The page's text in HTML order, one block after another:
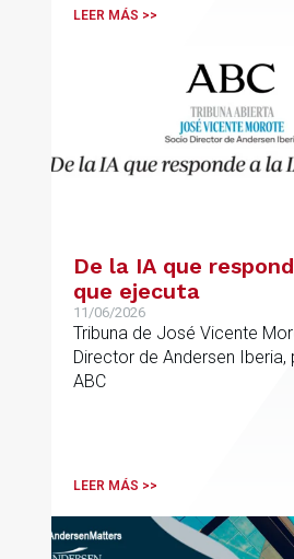
LEER MÁS >>
De la IA que
que ejecuta
11/06/2026
Tribuna de José Vicente
Director de Andersen Iberia,
ABC
LEER MÁS >>